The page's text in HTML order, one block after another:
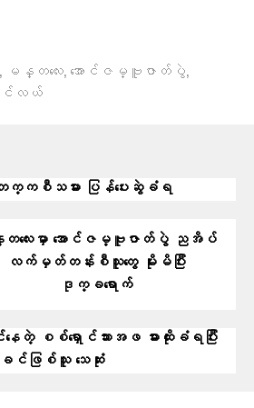
, မန္တလေး, အောင်ဇမ္ဗူဇာတ်ပွဲ,
င်လယ်
က္ကစီသမား ပြန်ပေးဆွဲခံရ
လေးမှာ အောင်ဇမ္ဗူဇာတ်ပွဲ ညအိပ်
လက်မှတ်တန်းစီသူတွေ မိုးမိပြီး
ဒုက္ခရောက်
နေတဲ့ စစ်ရှောင်သားအဖ ဓားထိုးခံရပြီး
င်ဖြစ်သူ သေဆုံး